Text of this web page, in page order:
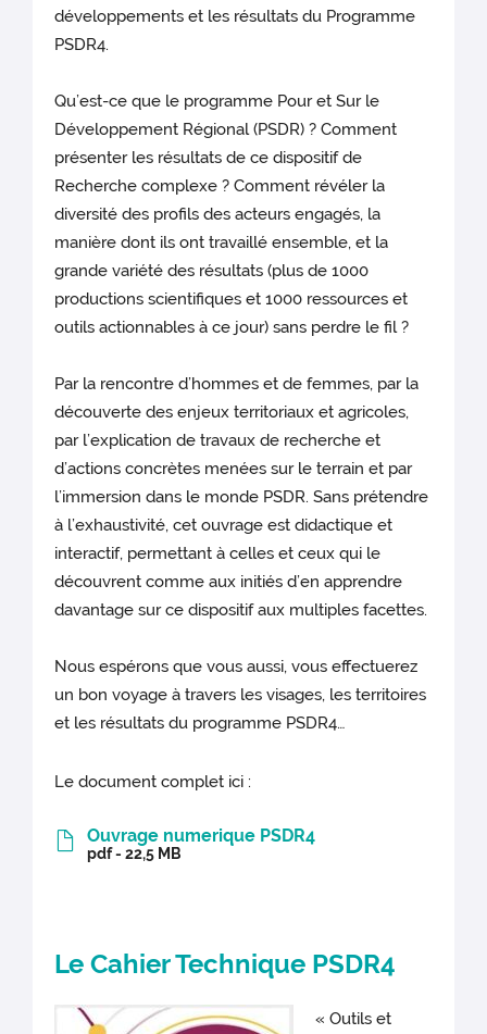
développements et les résultats du Programme
PSDR4.
Qu’est-ce que le programme Pour et Sur le
Développement Régional (PSDR) ? Comment
présenter les résultats de ce dispositif de
Recherche complexe ? Comment révéler la
diversité des profils des acteurs engagés, la
manière dont ils ont travaillé ensemble, et la
grande variété des résultats (plus de 1000
productions scientifiques et 1000 ressources et
outils actionnables à ce jour) sans perdre le fil ?
Par la rencontre d’hommes et de femmes, par la
découverte des enjeux territoriaux et agricoles,
par l’explication de travaux de recherche et
d’actions concrètes menées sur le terrain et par
l’immersion dans le monde PSDR. Sans prétendre
à l’exhaustivité, cet ouvrage est didactique et
interactif, permettant à celles et ceux qui le
découvrent comme aux initiés d’en apprendre
davantage sur ce dispositif aux multiples facettes.
Nous espérons que vous aussi, vous effectuerez
un bon voyage à travers les visages, les territoires
et les résultats du programme PSDR4…
Le document complet ici :
Ouvrage numerique PSDR4
pdf - 22,5 MB
Le Cahier Technique PSDR4
« Outils et